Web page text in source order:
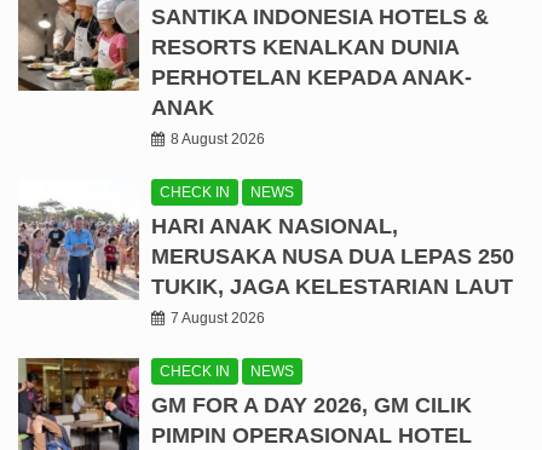
SANTIKA INDONESIA HOTELS &
RESORTS KENALKAN DUNIA
PERHOTELAN KEPADA ANAK-
ANAK
8 August 2026
CHECK IN NEWS
HARI ANAK NASIONAL,
MERUSAKA NUSA DUA LEPAS 250
TUKIK, JAGA KELESTARIAN LAUT
7 August 2026
CHECK IN NEWS
GM FOR A DAY 2026, GM CILIK
PIMPIN OPERASIONAL HOTEL